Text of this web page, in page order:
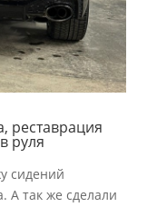
реставрация
руля
сидений
А так же сделали